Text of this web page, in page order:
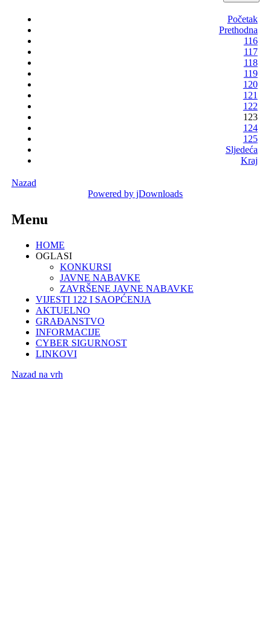
Početak
Prethodna
116
117
118
119
120
121
122
123
124
125
Sljedeća
Kraj
Nazad
Powered by jDownloads
Menu
HOME
OGLASI
KONKURSI
JAVNE NABAVKE
ZAVRŠENE JAVNE NABAVKE
VIJESTI 122 I SAOPĆENJA
AKTUELNO
GRAĐANSTVO
INFORMACIJE
CYBER SIGURNOST
LINKOVI
Nazad na vrh